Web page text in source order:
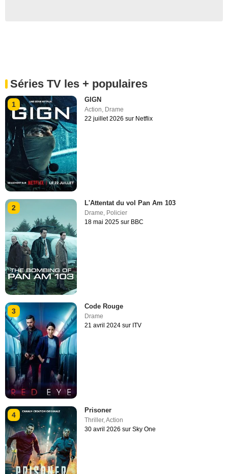
Séries TV les + populaires
1
GIGN
Action Drame
22 juillet 2026 sur Netflix
2
L'Attentat du vol Pan Am 103
Drame, Policier
18 mai 2025 sur BBC
3
Code Rouge
Drame
21 avril 2024 sur ITV
4
Prisoner
Thriller,Action
30 avril 2026 sur Sky One